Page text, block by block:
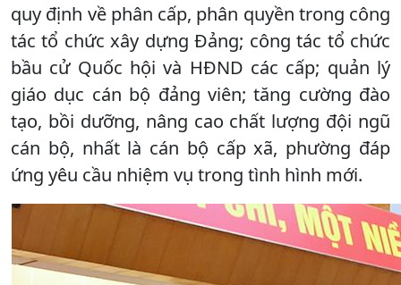
quy định về phân cấp, phân quyền trong công
tác tổ chức xây dựng Đảng; công tác tổ chức
bầu cử Quốc hội và HĐND các cấp; quản lý
giáo dục cán bộ đảng viên; tăng cường đào
tạo, bồi dưỡng, nâng cao chất lượng đội ngũ
cán bộ, nhất là cán bộ cấp xã, phường đáp
ứng yêu cầu nhiệm vụ trong tình hình mới.